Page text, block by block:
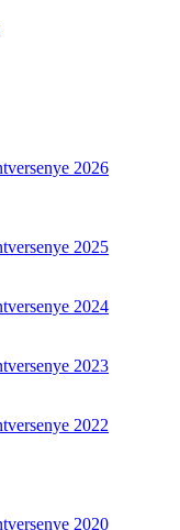
2026
2025
2024
2023
2022
2020